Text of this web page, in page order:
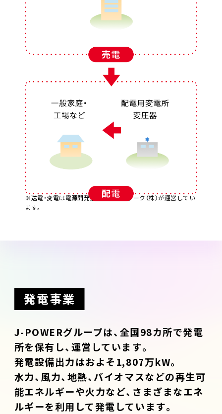
※送電・変電は電源開発送変電ネットワーク（株）が運営してい
ます。
発電事業
J-POWERグループは、全国98カ所で発電
所を保有し、運営しています。
発電設備出力はおよそ1,807万kW。
水力、風力、地熱、バイオマスなどの再生可
能エネルギーや火力など、さまざまなエネ
ルギーを利用して発電しています。